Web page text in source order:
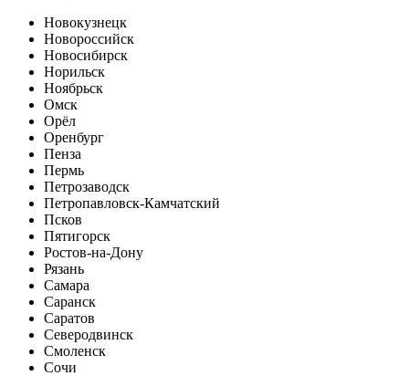
Новокузнецк
Новороссийск
Новосибирск
Норильск
Ноябрьск
Омск
Орёл
Оренбург
Пенза
Пермь
Петрозаводск
Петропавловск-Камчатский
Псков
Пятигорск
Ростов-на-Дону
Рязань
Самара
Саранск
Саратов
Северодвинск
Смоленск
Сочи